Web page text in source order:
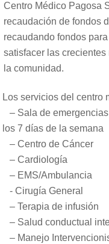
Centro Médico Pagosa
recaudación de fondos
recaudando fondos
satisfacer las
la comunidad.
Los servicios del centro
– Sala de
los 7 días de la semana
– Centro de Cáncer
– Cardiología
– EMS/Ambulancia
- Cirugía General
– Terapia de infusión
– Salud conductual
– Manejo